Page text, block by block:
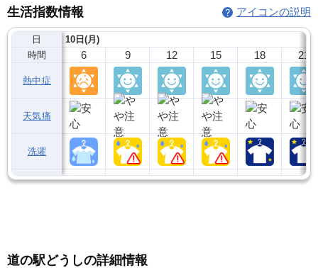
生活指数情報 アイコンの説明
日
時間
熱中症
天気痛
洗濯
10日(月)
6 9 12 15 18 21
道の駅どうしの詳細情報